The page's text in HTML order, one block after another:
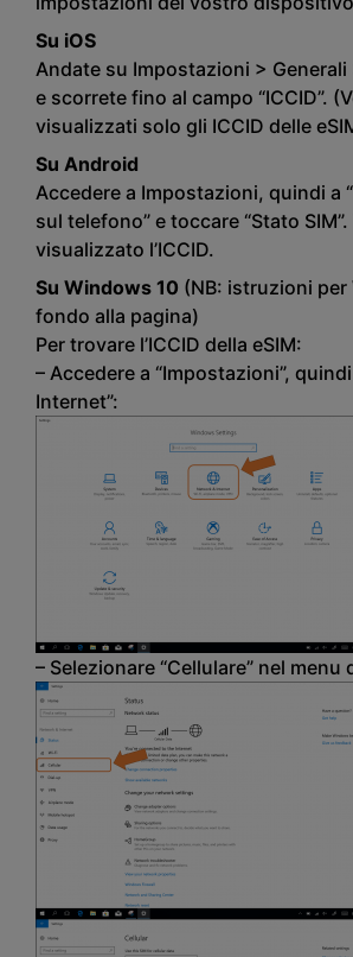
Su iOS
Andate su Impostazioni >
e scorrete fino al campo “ICCID”.
visualizzati solo gli ICCID delle
Su Android
Accedere a Impostazioni, quindi a
sul telefono” e toccare “Stato
visualizzato l’ICCID.
Su Windows 10 (NB: istruzioni per
fondo alla pagina)
Per trovare l’ICCID della eSIM:
– Accedere a “Impostazioni”, quindi
Internet”:
– Selezionare “Cellulare” nel menu